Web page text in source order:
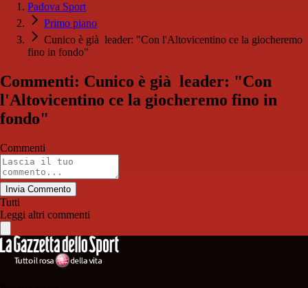
Padova Sport
Primo piano
Cunico è già leader: "Con l'Altovicentino ce la giocheremo
fino in fondo"
Commenti: Cunico è già leader: "Con
l'Altovicentino ce la giocheremo fino in
fondo"
Commenti
Invia Commento
Tutti
Leggi altri commenti